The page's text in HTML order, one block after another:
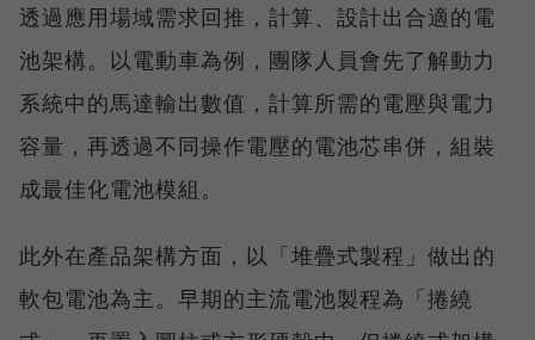
透過應用場域需求回推，計算、設計出合適的電
池架構。以電動車為例，團隊人員會先了解動力
系統中的馬達輸出數值，計算所需的電壓與電力
容量，再透過不同操作電壓的電池芯串併，組裝
成最佳化電池模組。
此外在產品架構方面，以「堆疊式製程」做出的
軟包電池為主。早期的主流電池製程為「捲繞